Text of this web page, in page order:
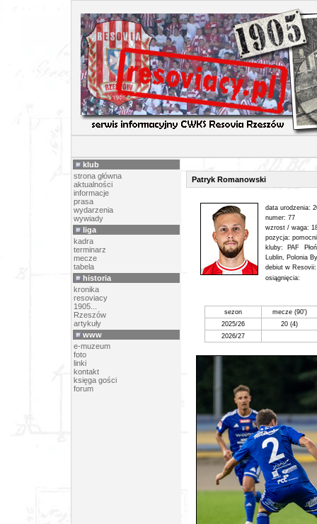
klub
strona główna
aktualności
informacje
prasa
wydarzenia
wywiady
liga
kadra
terminarz
mecze
tabela
historia
kronika
resoviacy
1905...
Rzeszów
artykuły
www
e-muzeum
foto
linki
kontakt
księga gości
forum
Patryk Romanowski
data urodzenia:
numer: 77
wzrost / waga:
pozycja:
kluby: PAF
Lublin, Polonia
debiut w
osiągnięcia:
sezon
mecze (90')
2025/26
20 (4)
2026/27